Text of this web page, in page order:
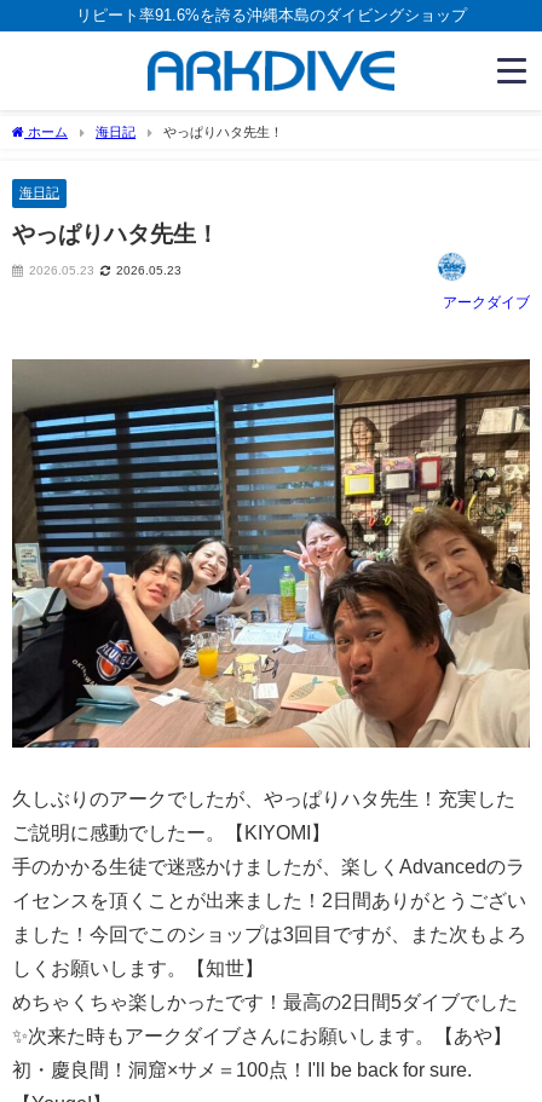
リピート率91.6%を誇る沖縄本島のダイビングショップ
ホーム 海日記 やっぱりハタ先生！
海日記
やっぱりハタ先生！
2026.05.23 2026.05.23
アークダイブ
久しぶりのアークでしたが、やっぱりハタ先生！充実した
ご説明に感動でしたー。【KIYOMI】
手のかかる生徒で迷惑かけましたが、楽しくAdvancedのラ
イセンスを頂くことが出来ました！2日間ありがとうござい
ました！今回でこのショップは3回目ですが、また次もよろ
しくお願いします。【知世】
めちゃくちゃ楽しかったです！最高の2日間5ダイブでした
✨次来た時もアークダイブさんにお願いします。【あや】
初・慶良間！洞窟×サメ＝100点！I'll be back for sure.